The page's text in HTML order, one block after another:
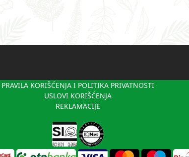
PRAVILA KORIŠĆENJA I POLITIKA PRIVATNOSTI
USLOVI KORIŠĆENJA
REKLAMACIJE